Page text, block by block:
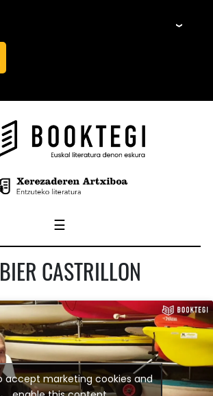
☰
CASTRILLON
accept marketing cookies and